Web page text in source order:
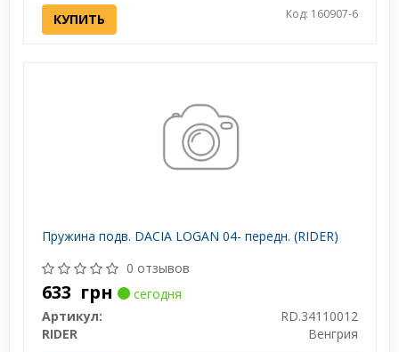
КУПИТЬ Код: 160907-6
Пружина подв. DACIA LOGAN 04- передн. (RIDER)
0 отзывов
633 грн
сегодня
Артикул:
RD.34110012
RIDER
Венгрия